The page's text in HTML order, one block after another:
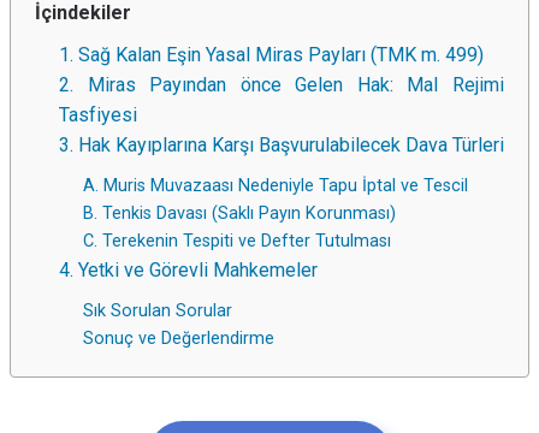
İçindekiler
1. Sağ Kalan Eşin Yasal Miras Payları (TMK m. 499)
2. Miras Payından önce Gelen Hak: Mal Rejimi
Tasfiyesi
3. Hak Kayıplarına Karşı Başvurulabilecek Dava Türleri
A. Muris Muvazaası Nedeniyle Tapu İptal ve Tescil
B. Tenkis Davası (Saklı Payın Korunması)
C. Terekenin Tespiti ve Defter Tutulması
4. Yetki ve Görevli Mahkemeler
Sık Sorulan Sorular
Sonuç ve Değerlendirme